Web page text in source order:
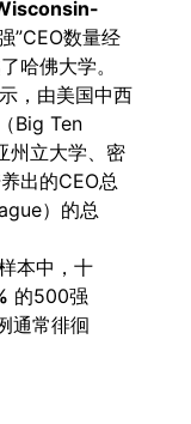
”CEO数量经
哈佛大学。
，由美国中西
Big Ten
立大学、密
出的CEO总
）的总
本中，十
的500强
通常徘徊